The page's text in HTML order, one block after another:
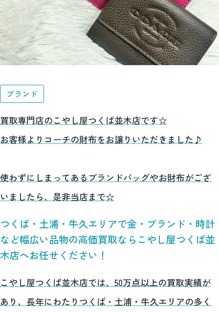
ブランド
買取専門店のこやし屋つくば並木店です☆
お客様よりコーチの財布をお譲りいただきました♪
使わずにしまってあるブランドバッグやお財布がござ
いましたら、是非当店まで☆
つくば・土浦・牛久エリアで金・ブランド・時計
など幅広い品物の高価買取ならこやし屋つくば並
木店へお任せください！
こやし屋つくば並木店では、50万点以上の買取実績が
あり、長年にわたりつくば・土浦・牛久エリアの多く